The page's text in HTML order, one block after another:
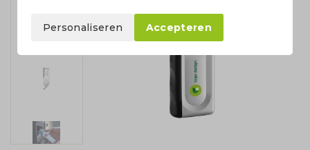
Personaliseren Accepteren